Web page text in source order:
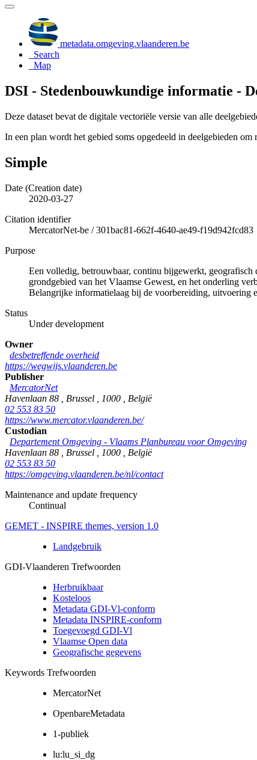
metadata.omgeving.vlaanderen.be
Search
Map
DSI - Stedenbouwkundige informatie -
Deze dataset bevat de digitale vectoriële versie van alle
In een plan wordt het gebied soms opgedeeld in deelgebieden
Simple
Date (Creation date)
2020-03-27
Citation identifier
MercatorNet-be /301bac81-662f-4640-ae49-f19d942fcd83
Purpose
Een volledig, betrouwbaar, continu bijgewerkt,
grondgebied van het Vlaamse Gewest, en het onderling
Belangrijke informatielaag bij de voorbereiding, uitvoering
Status
Under development
Owner
desbetreffende overheid
https://wegwijs.vlaanderen.be
Publisher
MercatorNet
Havenlaan 88
Brussel 1000
België
02 553 83 50
https://www.mercator.vlaanderen.be/
Custodian
Departement Omgeving - Vlaams Planbureau voor Omgeving
Havenlaan 88
Brussel 1000
België
02 553 83 50
https://omgeving.vlaanderen.be/nl/contact
Maintenance and update frequency
Continual
GEMET - INSPIRE themes, version 1.0
Landgebruik
GDI-Vlaanderen Trefwoorden
Herbruikbaar
Kosteloos
Metadata GDI-Vl-conform
Metadata INSPIRE-conform
Toegevoegd GDI-Vl
Vlaamse Open data
Geografische gegevens
Keywords Trefwoorden
MercatorNet
OpenbareMetadata
1-publiek
lu:lu_si_dg